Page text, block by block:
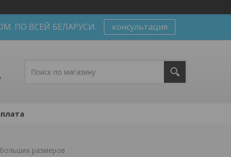
ПО ВСЕЙ БЕЛАРУСИ. консультация
размеров